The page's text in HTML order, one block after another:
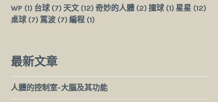
WP (1) 台球(7) 天文 (12) 奇妙的人體 (2) 撞球(1) 星星 (12)
桌球(7) 篤波 (7) 編程 (1)
最新文章
人體的控制室-大腦及其功能